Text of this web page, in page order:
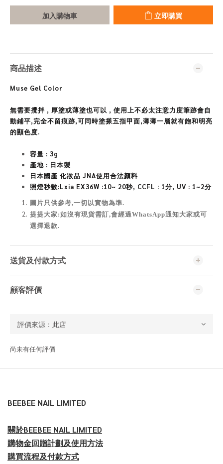
加入購物車 立即購買
商品描述
Muse Gel Color
無需要攪拌 , 厚塗或薄塗也可以 , 使用上不必太注意力度筆跡會自
動鋪平,完全不留痕跡,可同時塗搽五指甲面,薄薄一層就有飽和明亮
的顯色度.
容量 : 3g
產地 : 日本製
日本國產 化妝品 JNA使用合法顏料
照燈秒數:Lxia EX36W :10~ 20秒, CCFL : 1分, UV : 1~2分
圖片只供參考,一切以實物為準.
提提大家:如沒有現貨需訂,會經過WhatsApp通知大家或可
選擇退款.
送貨及付款方式
顧客評價
尚未有任何評價
BEEBEE NAIL LIMITED
關於BEEBEE NAIL LIMITED
購物金回贈計劃及使用方法
購買流程及付款方式